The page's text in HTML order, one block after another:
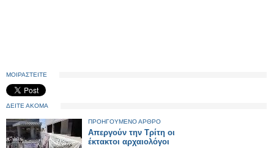
ΜΟΙΡΑΣΤΕΙΤΕ
ΔΕΙΤΕ ΑΚΟΜΑ
ΠΡΟΗΓΟΥΜΕΝΟ ΑΡΘΡΟ
Απεργούν την Τρίτη οι
έκτακτοι αρχαιολόγοι